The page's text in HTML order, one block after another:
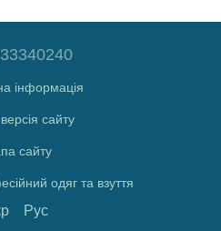
інформація
сайту
сайту
одяг та взуття
Рус